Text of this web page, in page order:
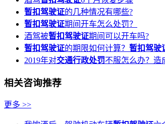
暂扣驾驶证的几种情况有哪些?
暂扣驾驶证期间开车怎么处罚？
酒驾被暂扣驾驶证期间可以开车吗?
暂扣驾驶证的期限如何计算？ 暂扣驾驶
2019年对交通行政处罚不服怎么办？造
相关咨询推荐
更多 >>